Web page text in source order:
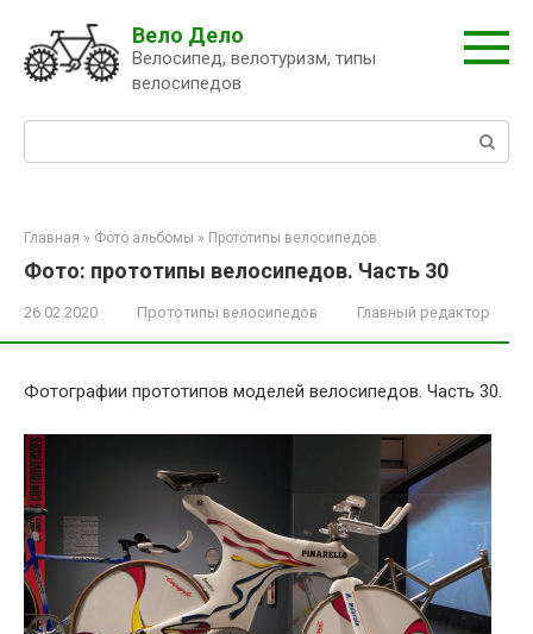
контенту
Вело Дело
Велосипед, велотуризм, типы
велосипедов
Главная » Фото альбомы » Прототипы велосипедов
Фото: прототипы велосипедов. Часть 30
26.02.2020 Прототипы велосипедов Главный редактор
Фотографии прототипов моделей велосипедов. Часть 30.